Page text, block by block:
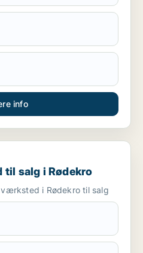
info
i Rødekro
salg i Rødekro
i Rødekro til salg